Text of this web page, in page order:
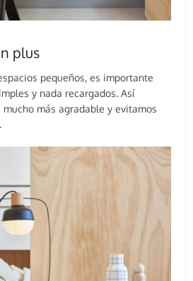
plus
pequeños, es importante
y nada recargados. Así
más agradable y evitamos